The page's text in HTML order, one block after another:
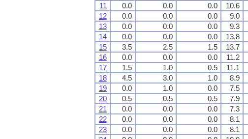
11
0.0 0.0 0.0 10.6
12
0.0 0.0 0.0 9.0
13
0.0 0.0 0.0 9.3
14
0.0 0.0 0.0 13.8
15
3.5 2.5 1.5 13.7
16
0.0 0.0 0.0 11.2
17
1.5 1.0 0.5 11.1
18
4.5 3.0 1.0 8.9
19
0.0 1.0 0.0 7.5
20
0.5 0.5 0.5 7.9
21
0.0 0.0 0.0 7.3
22
0.0 0.0 0.0 8.1
23
0.0 0.0 0.0 8.1